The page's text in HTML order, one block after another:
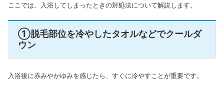
ここでは、入浴してしまったときの対処法について解説します。
①脱毛部位を冷やしたタオルなどでクールダ
ウン
入浴後に赤みやかゆみを感じたら、すぐに冷やすことが重要です。